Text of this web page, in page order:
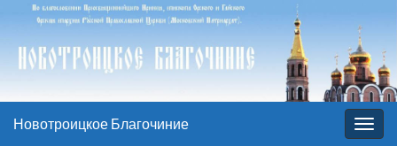
Вкл/
Новотроицкое Благочиние